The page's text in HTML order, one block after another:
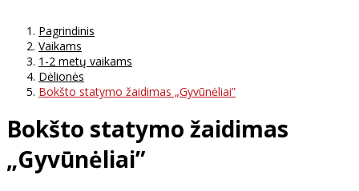
Pagrindinis
Vaikams
1-2 metų vaikams
Dėlionės
Bokšto statymo žaidimas „Gyvūnėliai”
Bokšto statymo žaidimas
„Gyvūnėliai”